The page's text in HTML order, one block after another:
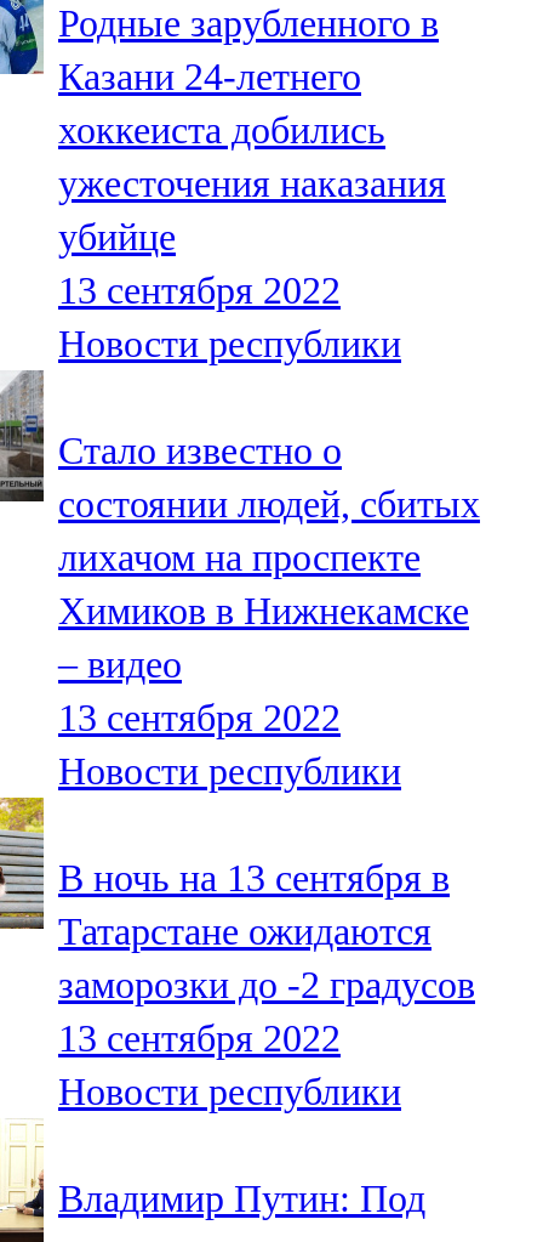
Олы Әтнә
71,42 FM
Сарман
107,8 FM
Теләче
106,1 FM
Түбән Кама
Чирмешән
107,7 FM
Чистай
103,0 FM
Чүпрәле
91,0 FM
Шәмәрдән
Яңа чишмә
107,0 FM
Яр Чаллы
105,5 FM
Родные зарубленного в
Казани 24-летнего
хоккеиста добились
ужесточения наказания
убийце
13 сентября 2022
Новости республики
Стало известно о
состоянии людей, сбитых
лихачом на проспекте
Химиков в Нижнекамске
– видео
13 сентября 2022
Новости республики
В ночь на 13 сентября в
Татарстане ожидаются
заморозки до -2 градусов
13 сентября 2022
Новости республики
Владимир Путин: Под